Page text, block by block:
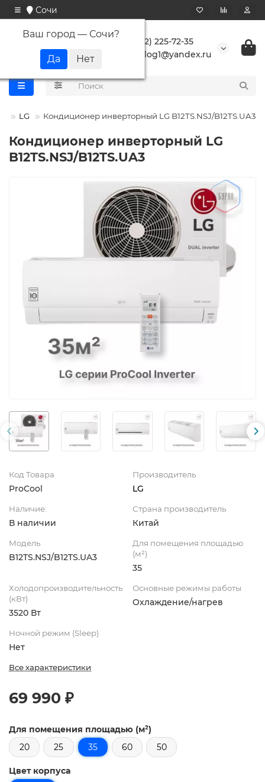
Сочи
Ваш город — Сочи?
+7 (862) 225-72-35
buranlog1@yandex.ru
LG Кондиционер инверторный LG B12TS.NSJ/B12TS.UA3
Кондиционер инверторный LG
B12TS.NSJ/B12TS.UA3
Код Товара
ProCool
Производитель
LG
Наличие:
В наличии
Страна производитель
Китай
Модель
B12TS.NSJ/B12TS.UA3
Для помещения площадью
(м²)
35
Холодопроизводительность
(кВт)
3520 Вт
Основные режимы работы
Охлаждение/нагрев
Ночной режим (Sleep)
Нет
Все характеристики
69 990 ₽
Для помещения площадью (м²)
20
25 35 60 50
Цвет корпуса